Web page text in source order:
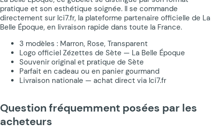
pratique et son esthétique soignée. Il se commande
directement sur Ici7.fr, la plateforme partenaire officielle de La
Belle Époque, en livraison rapide dans toute la France.
3 modèles : Marron, Rose, Transparent
Logo officiel Zézettes de Sète — La Belle Époque
Souvenir original et pratique de Sète
Parfait en cadeau ou en panier gourmand
Livraison nationale — achat direct via Ici7.fr
Question fréquemment posées par les
acheteurs